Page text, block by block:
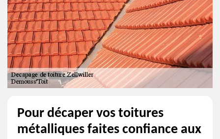
Pour décaper vos toitures
métalliques faites confiance aux